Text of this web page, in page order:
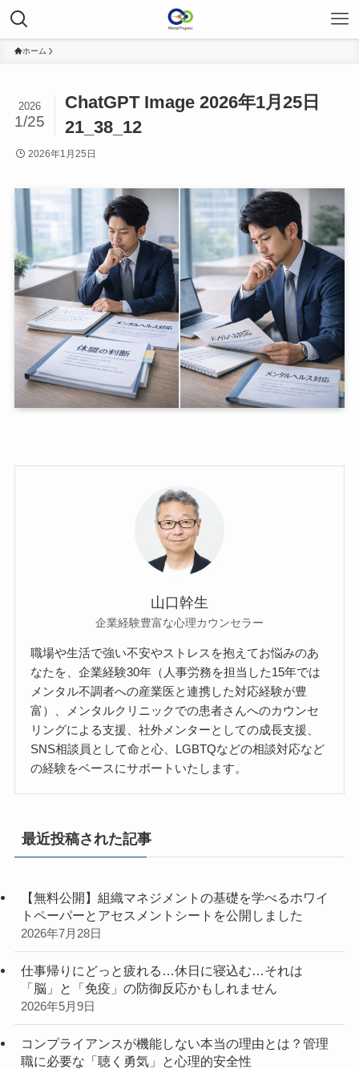
ホーム
ChatGPT Image 2026年1月25日
21_38_12
2026
1/25
2026年1月25日
山口幹生
企業経験豊富な心理カウンセラー
職場や生活で強い不安やストレスを抱えてお悩みのあ
なたを、企業経験30年（人事労務を担当した15年では
メンタル不調者への産業医と連携した対応経験が豊
富）、メンタルクリニックでの患者さんへのカウンセ
リングによる支援、社外メンターとしての成長支援、
SNS相談員として命と心、LGBTQなどの相談対応など
の経験をベースにサポートいたします。
最近投稿された記事
【無料公開】組織マネジメントの基礎を学べるホワイ
トペーパーとアセスメントシートを公開しました
2026年7月28日
仕事帰りにどっと疲れる…休日に寝込む…それは
「脳」と「免疫」の防御反応かもしれません
2026年5月9日
コンプライアンスが機能しない本当の理由とは？管理
職に必要な「聴く勇気」と心理的安全性